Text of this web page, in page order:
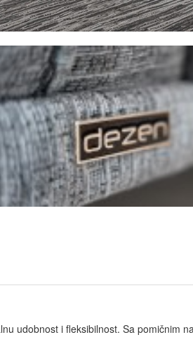
udobnost i fleksibilnost. Sa pomičnim